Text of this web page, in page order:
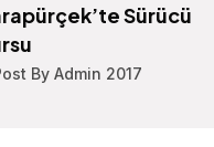
Sürücü
By Admin 2017